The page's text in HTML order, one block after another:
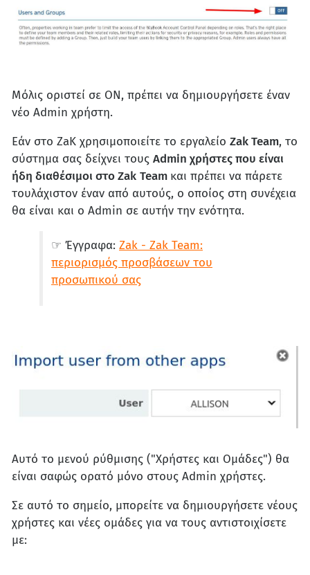
Μόλις οριστεί σε ON, πρέπει να δημιουργήσετε έναν
νέο Admin χρήστη.
Εάν στο ZaK χρησιμοποιείτε το εργαλείο Zak Team, το
σύστημα σας δείχνει τους Admin χρήστες που είναι
ήδη διαθέσιμοι στο Zak Team και πρέπει να πάρετε
τουλάχιστον έναν από αυτούς, ο οποίος στη συνέχεια
θα είναι και ο Admin σε αυτήν την ενότητα.
☞ Έγγραφα: Zak - Zak Team:
περιορισμός προσβάσεων του
προσωπικού σας
Αυτό το μενού ρύθμισης ("Χρήστες και Ομάδες") θα
είναι σαφώς ορατό μόνο στους Admin χρήστες.
Σε αυτό το σημείο, μπορείτε να δημιουργήσετε νέους
χρήστες και νέες ομάδες για να τους αντιστοιχίσετε
με: